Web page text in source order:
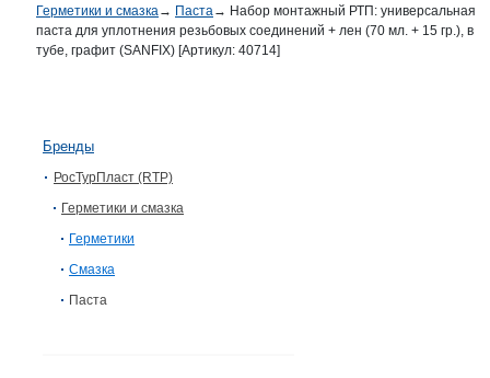
Герметики и смазка→ Паста→ Набор монтажный РТП: универсальная
паста для уплотнения резьбовых соединений + лен (70 мл. + 15 гр.), в
тубе, графит (SANFIX) [Артикул: 40714]
Бренды
РосТурПласт (RTP)
Герметики и смазка
Герметики
Смазка
Паста